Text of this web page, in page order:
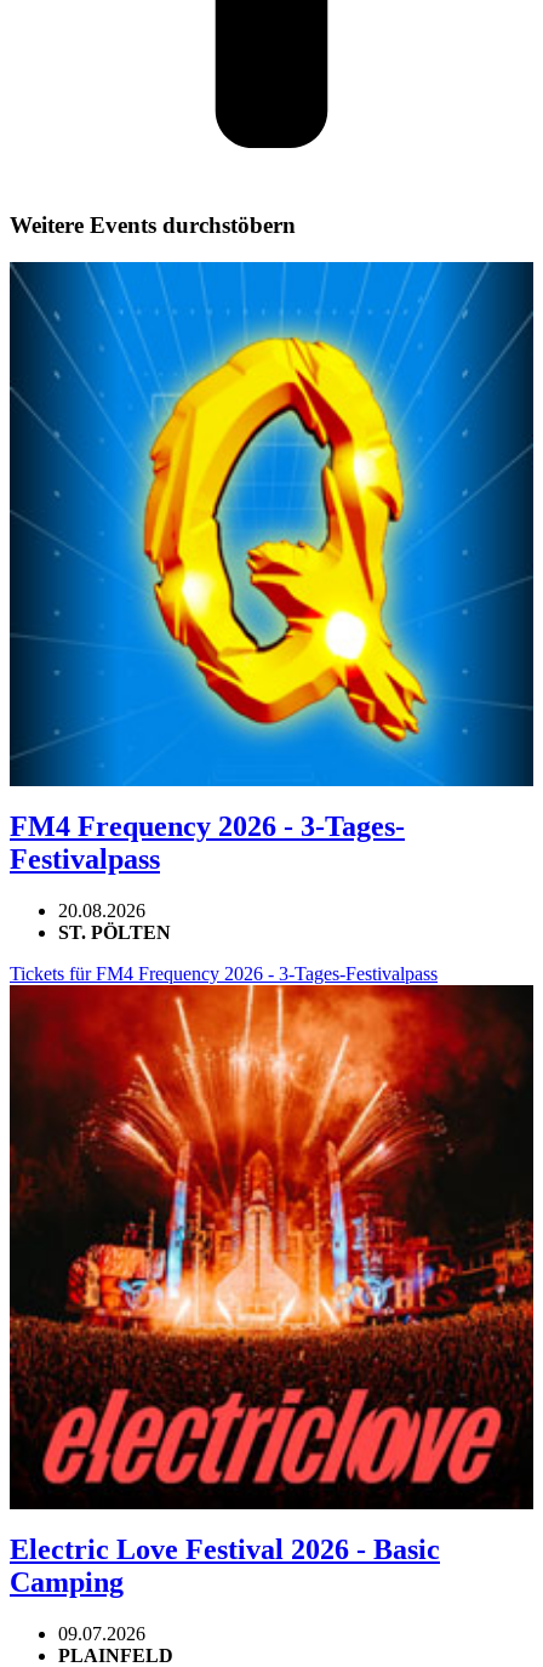
Weitere Events durchstöbern
FM4 Frequency 2026 - 3-Tages-
Festivalpass
20.08.2026
ST. PÖLTEN
Tickets für FM4 Frequency 2026 - 3-Tages-Festivalpass
Electric Love Festival 2026 - Basic
Camping
09.07.2026
PLAINFELD